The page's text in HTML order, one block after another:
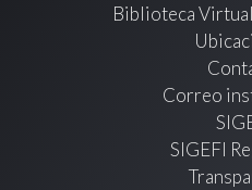
Biblioteca
Correo
SIGEFI